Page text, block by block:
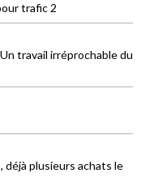
trafic 2
travail irréprochable du
déjà plusieurs achats le